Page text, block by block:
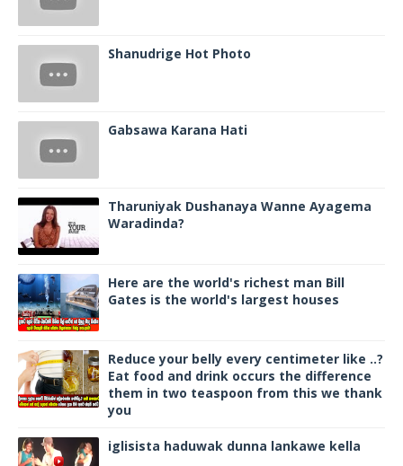
Shanudrige Hot Photo
Gabsawa Karana Hati
Tharuniyak Dushanaya Wanne Ayagema
Waradinda?
Here are the world's richest man Bill
Gates is the world's largest houses
Reduce your belly every centimeter like ..?
Eat food and drink occurs the difference
them in two teaspoon from this we thank
you
iglisista haduwak dunna lankawe kella